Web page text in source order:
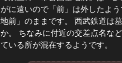
がに遠いので「前」は外したよ
地前」のままです。 西武鉄道は
か。 ちなみに付近の交差点名な
ている所が混在するようです。